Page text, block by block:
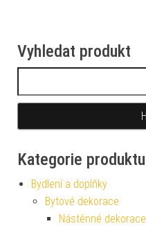
Vyhledat produkt
Kategorie produktu
Bydlení a doplňky
Bytové dekorace
Nástěnné dekorace